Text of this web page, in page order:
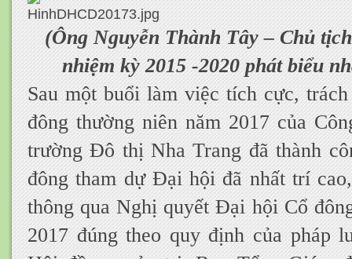
(Ông Nguyễn Thành Tây – Chủ
nhiệm kỳ 2015 -2020 phát biểu
Sau một buổi làm việc tích cực,
đông thường niên năm 2017 của
trường Đô thị Nha Trang đã thành
đông tham dự Đại hội đã nhất trí
thông qua Nghị quyết Đại hội Cổ
2017 đúng theo quy định của pháp